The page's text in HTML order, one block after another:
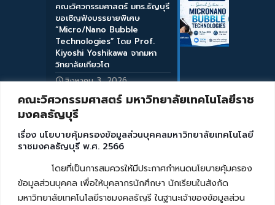
คณะวิศวกรรมศาสตร์ มหาวิทยาลัยเทคโนโลยีราช
มงคลธัญบุรี
เรื่อง นโยบายคุ้มครองข้อมูลส่วนบุคคลมหาวิทยาลัยเทคโนโลยี
ราชมงคลธัญบุรี พ.ศ. 2566
โดยที่เป็นการสมควรให้มีประกาศกำหนดนโยบายคุ้มครอง
ข้อมูลส่วนบุคคล เพื่อให้บุคลากรนักศึกษา นักเรียนในสังกัด
มหาวิทยาลัยเทคโนโลยีราชมงคลธัญรี ในฐานะเจ้าของข้อมูลส่วน
คณะวิศวกรรมศาสตร์ มทร.ธัญบุรี
ขอเชิญฟังบรรยายพิเศษ
“Micro/Nano Bubble
Technologies” โดย Prof.
Kiyoshi Yoshikawa จากมหา
วิทยาลัยเกียวโต
สิงหาคม 3, 2026